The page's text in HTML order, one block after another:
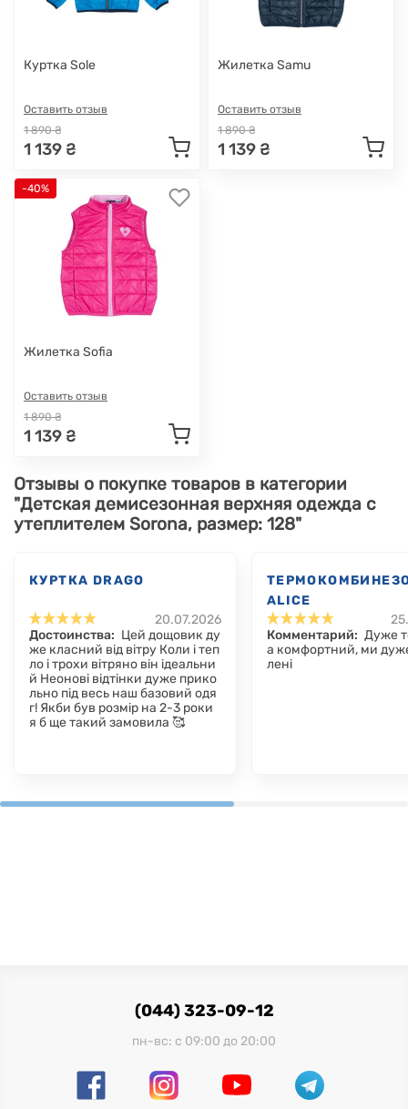
Куртка Sole
Оставить отзыв
1 890 ₴
1 139 ₴
Жилетка Samu
Оставить отзыв
1 890 ₴
1 139 ₴
-40%
Жилетка Sofia
Оставить отзыв
1 890 ₴
1 139 ₴
Отзывы о покупке товаров в категории
"Детская демисезонная верхняя одежда с
утеплителем Sorona, размер: 128"
КУРТКА DRAGO
20.07.2026
Достоинства: Цей дощовик ду
же класний від вітру Коли і теп
ло і трохи вітряно він ідеальни
й Неонові відтінки дуже прико
льно під весь наш базовий одя
г! Якби був розмір на 2-3 роки
я б ще такий замовила 🥰
ALICE
Комментарий: Дуже
а комфортний, ми
лені
(044) 323-09-12
пн-вс: с 09:00 до 20:00